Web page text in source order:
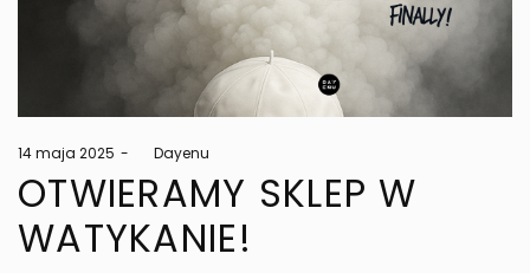
Posted
on
14 maja 2025 byDayenu
OTWIERAMY SKLEP W
WATYKANIE!